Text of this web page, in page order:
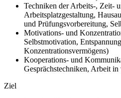
Techniken der Arbeits-, Zeit-
Arbeitsplatzgestaltung,
und Prüfungsvorbereitung,
Motivations- und
Selbstmotivation,
Konzentrationsvermögens)
Kooperations- und
Gesprächstechniken, Arbeit
Ziel